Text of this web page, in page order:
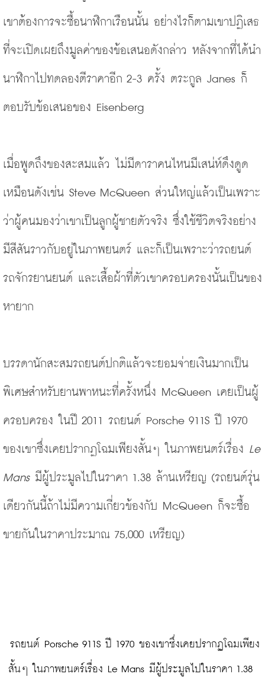
เขาต้องการจะซื้อนาฬิกาเรือนนั้น อย่างไรก็ตามเขาปฏิเสธ
ที่จะเปิดเผยถึงมูลค่าของข้อเสนอดังกล่าว หลังจากที่ได้นำ
นาฬิกาไปทดลองตีราคาอีก 2-3 ครั้ง ตระกูล Janes ก็
ตอบรับข้อเสนอของ Eisenberg
เมื่อพูดถึงของสะสมแล้ว ไม่มีดาราคนไหนมีเสน่ห์ดึงดูด
เหมือนดังเช่น Steve McQueen ส่วนใหญ่แล้วเป็นเพราะ
ว่าผู้คนมองว่าเขาเป็นลูกผู้ชายตัวจริง ซึ่งใช้ชีวิตจริงอย่าง
มีสีสันราวกับอยู่ในภาพยนตร์ และก็เป็นเพราะว่ารถยนต์
รถจักรยานยนต์ และเสื้อผ้าที่ตัวเขาครอบครองนั้นเป็นของ
หายาก
บรรดานักสะสมรถยนต์ปกติแล้วจะยอมจ่ายเงินมากเป็น
พิเศษสำหรับยานพาหนะที่ครั้งหนึ่ง McQueen เคยเป็นผู้
ครอบครอง ในปี 2011 รถยนต์ Porsche 911S ปี 1970
ของเขาซึ่งเคยปรากฏโฉมเพียงสั้นๆ ในภาพยนตร์เรื่อง Le
Mans มีผู้ประมูลไปในราคา 1.38 ล้านเหรียญ (รถยนต์รุ่น
เดียวกันนี้ถ้าไม่มีความเกี่ยวข้องกับ McQueen ก็จะซื้อ
ขายกันในราคาประมาณ 75,000 เหรียญ)
สั้นๆ ในภาพยนตร์เรื่อง Le Mans มีผู้ประมูลไปในราคา 1.38